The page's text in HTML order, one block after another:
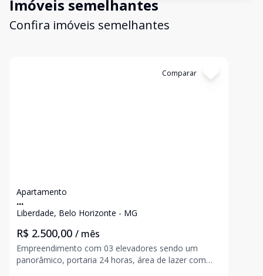
Imóveis semelhantes
Confira imóveis semelhantes
Comparar
Apartamento
...
Liberdade, Belo Horizonte - MG
R$ 2.500,00 / mês
Empreendimento com 03 elevadores sendo um
panorâmico, portaria 24 horas, área de lazer com